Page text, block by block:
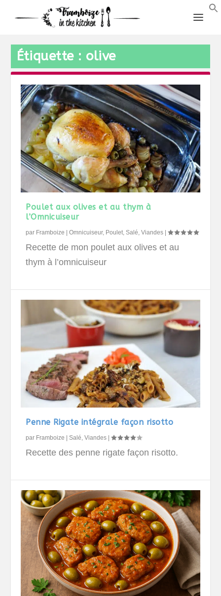
Étiquette : olive
Poulet aux olives et au thym à
l’Omnicuiseur
par Framboize |Omnicuiseur, Poulet ,Salé ,Viandes |
Recette de mon poulet aux olives et au
thym à l’omnicuiseur
Penne Rigate intégrale façon risotto
par Framboize |Salé ,Viandes |
Recette des penne rigate façon risotto.